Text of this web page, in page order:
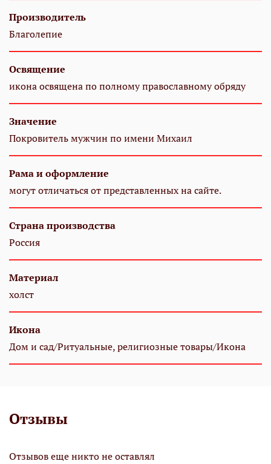
Производитель
Благолепие
Освящение
икона освящена по полному православному обряду
Значение
Покровитель мужчин по имени Михаил
Рама и оформление
могут отличаться от представленных на сайте.
Страна производства
Россия
Материал
холст
Икона
Дом и сад/Ритуальные, религиозные товары/Икона
Отзывы
Отзывов еще никто не оставлял